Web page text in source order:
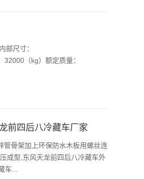
部尺寸：
（kg）额定质量：
前四后八冷藏车厂家
管骨架加上环保防水木板用螺丝连
成型,东风天龙前四后八冷藏车外
...